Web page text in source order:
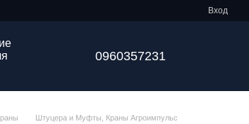
Вход
0960357231
Штуцера и Муфты, Краны Агроимпульс